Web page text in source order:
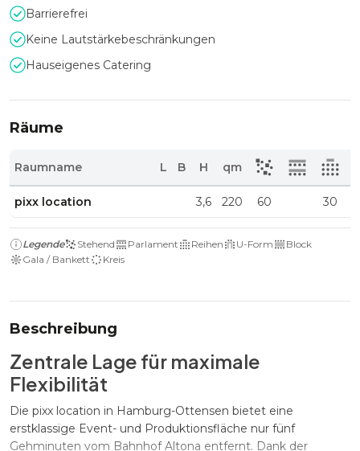
Barrierefrei
Keine Lautstärkebeschränkungen
Hauseigenes Catering
Räume
Raumname L B H qm
pixx location 3,6 220 60 30
Legende Stehend Parlament Reihen U-Form
Block
Gala / Bankett
Kreis
Beschreibung
Zentrale Lage für maximale
Flexibilität
Die pixx location in Hamburg-Ottensen bietet eine
erstklassige Event- und Produktionsfläche nur fünf
Gehminuten vom Bahnhof Altona entfernt. Dank der